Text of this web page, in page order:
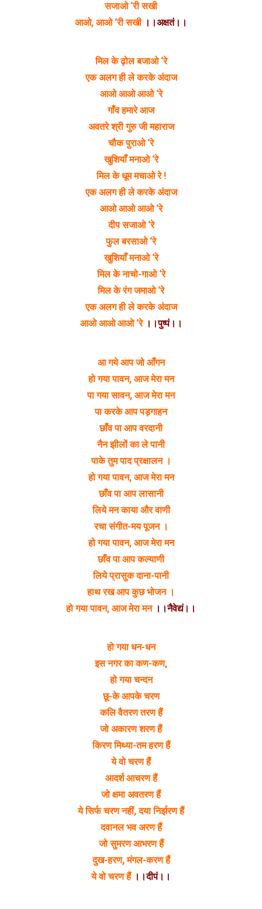
सजाओ ‘री सखी
आओ, आओ ‘री सखी ।।अक्षतं।।
मिल के ढ़ोल बजाओ ‘रे
एक अलग ही ले करके अंदाज
आओ आओ आओ ‘रे
गाँव हमारे आज
अवतरे श्री गुरु जी महाराज
चौक पुराओ ‘रे
खुशियाँ मनाओ ‘रे
मिल के धूम मचाओ रे !
एक अलग ही ले करके अंदाज
आओ आओ आओ ‘रे
दीप सजाओ ‘रे
फुल बरसाओ ‘रे
खुशियाँ मनाओ ‘रे
मिल के नाचो-गाओ ‘रे
मिल के रंग जमाओ ‘रे
एक अलग ही ले करके अंदाज
आओ आओ आओ ‘रे ।।पुष्पं।।
आ गये आप जो आँगन
हो गया पावन, आज मेरा मन
पा गया सावन, आज मेरा मन
पा करके आप पड़गाहन
छाँव पा आप वरदानी
नैन झीलों का ले पानी
पाके तुम पाद प्रक्षालन ।
हो गया पावन, आज मेरा मन
छाँव पा आप लासानी
लिये मन काया और वाणी
रचा संगीत-मय पूजन ।
हो गया पावन, आज मेरा मन
छाँव पा आप कल्याणी
लिये प्रासुक दाना-पानी
हाथ रख आप कुछ भोजन ।
हो गया पावन, आज मेरा मन।।नैवेद्यं।।
हो गया धन-धन
इस नगर का कण-कण,
हो गया चन्दन
छू-के आपके चरण
कलि वैतरण तरण हैं
जो अकारण शरण हैं
किरण मिथ्या-तम हरण हैं
ये वो चरण हैं
आदर्श आचरण हैं
जो क्षमा अवतरण हैं
ये सिर्फ चरण नहीं, दया निर्झरण हैं
दवानल भव अरण हैं
जो सुमरण आभरण हैं
दुख-हरण, मंगल-करण हैं
ये वो चरण हैं।।दीपं।।